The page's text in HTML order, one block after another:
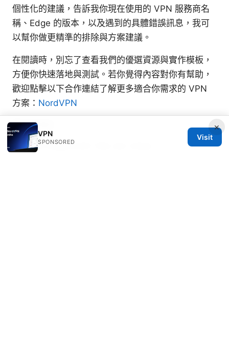
個性化的建議，告訴我你現在使用的 VPN 服務商名
稱、Edge 的版本，以及遇到的具體錯誤訊息，我可
以幫你做更精準的排除與方案建議。
在閱讀時，別忘了查看我們的優選資源與實作模板，
方便你快速落地與測試。若你覺得內容對你有幫助，
歡迎點擊以下合作連結了解更多適合你需求的 VPN
方案： NordVPN
Sources:
Ubiquiti edgerouter l2tp vpn setup
×
VPN
SPONSORED
Visit